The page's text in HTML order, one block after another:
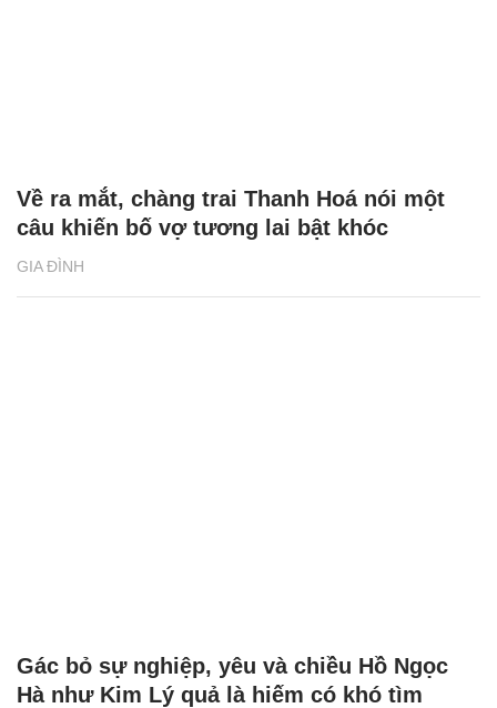
GIA ĐÌNH
Về ra mắt, chàng trai Thanh Hoá nói một
câu khiến bố vợ tương lai bật khóc
Gác bỏ sự nghiệp, yêu và chiều Hồ Ngọc
Hà như Kim Lý quả là hiếm có khó tìm